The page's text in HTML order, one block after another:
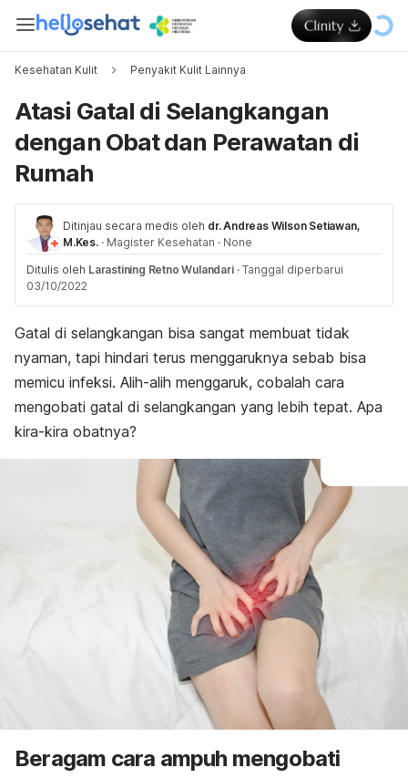
Kesehatan Kulit Penyakit Kulit Lainnya
Atasi Gatal di Selangkangan
dengan Obat dan Perawatan di
Rumah
Ditinjau secara medis oleh dr. Andreas Wilson Setiawan,
M.Kes. · Magister Kesehatan · None
Ditulis oleh Larastining Retno Wulandari · Tanggal diperbarui
03/10/2022
Gatal di selangkangan bisa sangat membuat tidak
nyaman, tapi hindari terus menggaruknya sebab bisa
memicu infeksi. Alih-alih menggaruk, cobalah cara
mengobati gatal di selangkangan yang lebih tepat. Apa
kira-kira obatnya?
Beragam cara ampuh mengobati